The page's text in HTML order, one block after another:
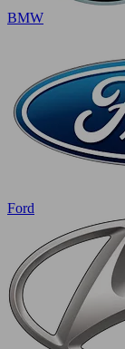
BMW
Ford